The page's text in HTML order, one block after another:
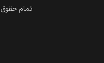
تمام حقوق